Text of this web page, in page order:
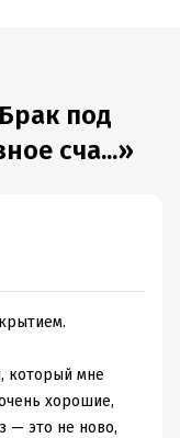
под
сча...»
который мне
хорошие,
— это не ново,